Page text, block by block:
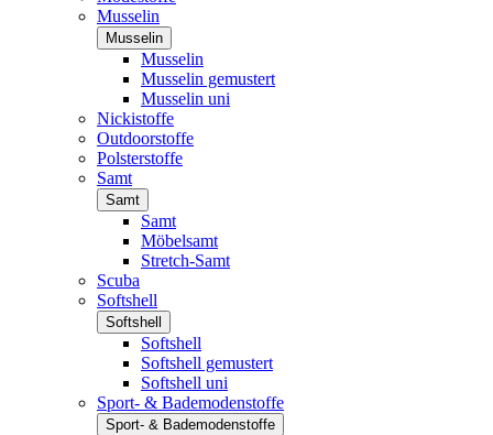
Musselin
Musselin
Musselin
Musselin gemustert
Musselin uni
Nickistoffe
Outdoorstoffe
Polsterstoffe
Samt
Samt
Samt
Möbelsamt
Stretch-Samt
Scuba
Softshell
Softshell
Softshell
Softshell gemustert
Softshell uni
Sport- & Bademodenstoffe
Sport- & Bademodenstoffe